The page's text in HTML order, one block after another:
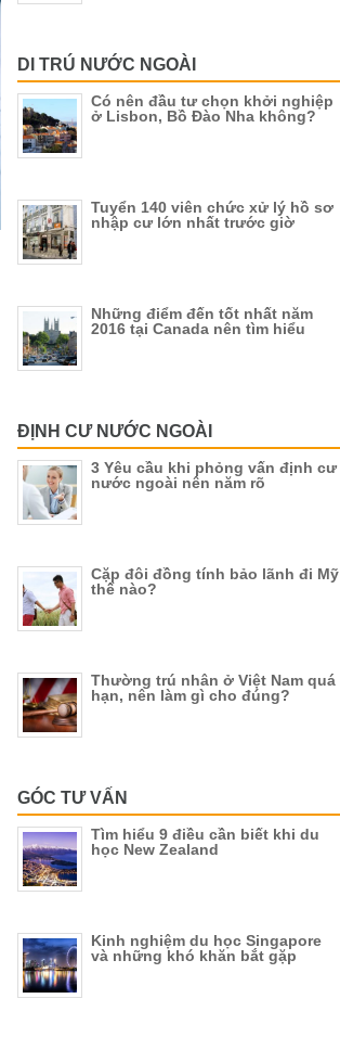
DI TRÚ NƯỚC NGOÀI
Có nên đầu tư chọn khởi nghiệp
ở Lisbon, Bồ Đào Nha không?
Tuyển 140 viên chức xử lý hồ sơ
nhập cư lớn nhất trước giờ
Những điểm đến tốt nhất năm
2016 tại Canada nên tìm hiểu
ĐỊNH CƯ NƯỚC NGOÀI
3 Yêu cầu khi phỏng vấn định cư
nước ngoài nên năm rõ
Cặp đôi đồng tính bảo lãnh đi Mỹ
thế nào?
Thường trú nhân ở Việt Nam quá
hạn, nên làm gì cho đúng?
GÓC TƯ VẤN
Tìm hiểu 9 điều cần biết khi du
học New Zealand
Kinh nghiệm du học Singapore
và những khó khăn bắt gặp